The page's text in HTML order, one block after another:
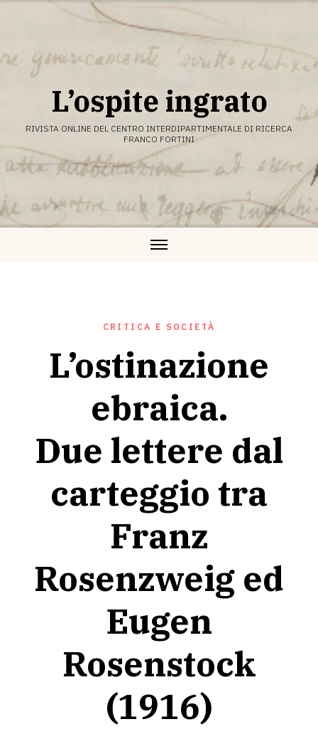
L’ospite ingrato
RIVISTA ONLINE DEL CENTRO INTERDIPARTIMENTALE DI RICERCA
FRANCO FORTINI
CRITICA E SOCIETÀ
L’ostinazione
ebraica.
Due lettere dal
carteggio tra
Franz
Rosenzweig ed
Eugen
Rosenstock
(1916)